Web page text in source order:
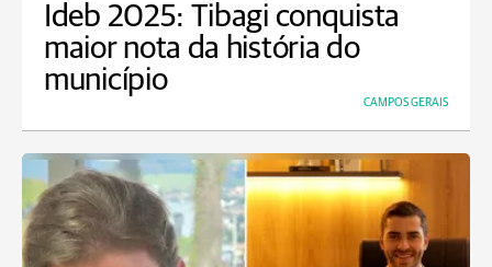
Ideb 2025: Tibagi conquista
maior nota da história do
município
CAMPOS GERAIS